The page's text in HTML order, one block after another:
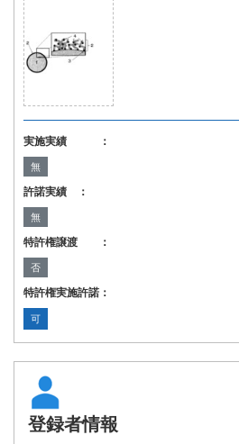
実施実績 ：
無
許諾実績 ：
無
特許権譲渡 ：
否
特許権実施許諾：
可
登録者情報